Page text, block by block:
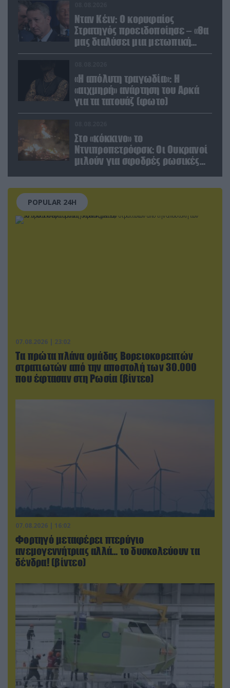
Νταν Κέιν: Ο κορυφαίος
Στρατηγός προειδοποίησε – «Θα
μας διαλύσει μια μετωπική
σύγκρουση με το Ιράν» – Τι
«Η απόλυτη τραγωδία»: Η
«αιχμηρή» ανάρτηση του Αρκά
για τα τατουάζ (φωτο)
Στο «κόκκινο» το
Ντνιπροπετρόφσκ: Οι Ουκρανοί
μιλούν για σφοδρές ρωσικές
POPULAR 24H
07.08.2026 | 23:02
Τα πρώτα πλάνα ομάδας Βορειοκορεατών
στρατιωτών από την αποστολή των 30.000
που έφτασαν στη Ρωσία (βίντεο)
07.08.2026 | 16:02
Φορτηγό μεταφέρει πτερύγιο
ανεμογεννήτριας αλλά… το δυσκολεύουν τα
δένδρα! (βίντεο)